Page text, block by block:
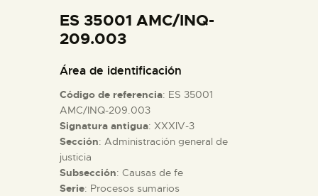
COLECCIONES
ESPAÑOL
PREPARAR LA VISITA
ACTIVIDADES
ES 35001 AMC/INQ-
209.003
Área de identificación
Código de referencia: ES 35001
AMC/INQ-209.003
Signatura antigua: XXXIV-3
Sección: Administración general de
justicia
Subsección: Causas de fe
Serie: Procesos sumarios